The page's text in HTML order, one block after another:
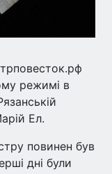
режимі в
Ел.
повинен був
дні були